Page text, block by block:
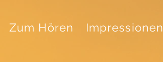
Zum Hören Impressionen